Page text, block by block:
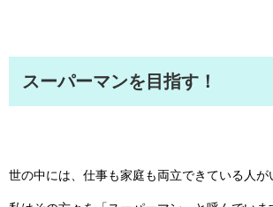
スーパーマンを目指す！
世の中には、仕事も家庭も両立できている人が